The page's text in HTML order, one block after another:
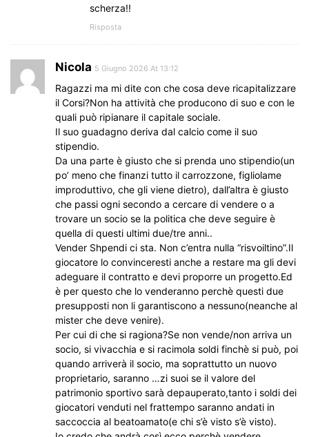
scherza!!
Risposta
Nicola 5 Giugno 2026 At 13:12
Ragazzi ma mi dite con che cosa deve ricapitalizzare
il Corsi?Non ha attività che producono di suo e con le
quali può ripianare il capitale sociale.
Il suo guadagno deriva dal calcio come il suo
stipendio.
Da una parte è giusto che si prenda uno stipendio(un
po’ meno che finanzi tutto il carrozzone, figliolame
improduttivo, che gli viene dietro), dall’altra è giusto
che passi ogni secondo a cercare di vendere o a
trovare un socio se la politica che deve seguire è
quella di questi ultimi due/tre anni..
Vender Shpendi ci sta. Non c’entra nulla “risvoiltino”.Il
giocatore lo convinceresti anche a restare ma gli devi
adeguare il contratto e devi proporre un progetto.Ed
è per questo che lo venderanno perchè questi due
presupposti non li garantiscono a nessuno(neanche al
mister che deve venire).
Per cui di che si ragiona?Se non vende/non arriva un
socio, si vivacchia e si racimola soldi finchè si può, poi
quando arriverà il socio, ma soprattutto un nuovo
proprietario, saranno …zi suoi se il valore del
patrimonio sportivo sarà depauperato,tanto i soldi dei
giocatori venduti nel frattempo saranno andati in
saccoccia al beatoamato(e chi s’è visto s’è visto).